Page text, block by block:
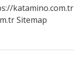
katamino.com.tr
Sitemap